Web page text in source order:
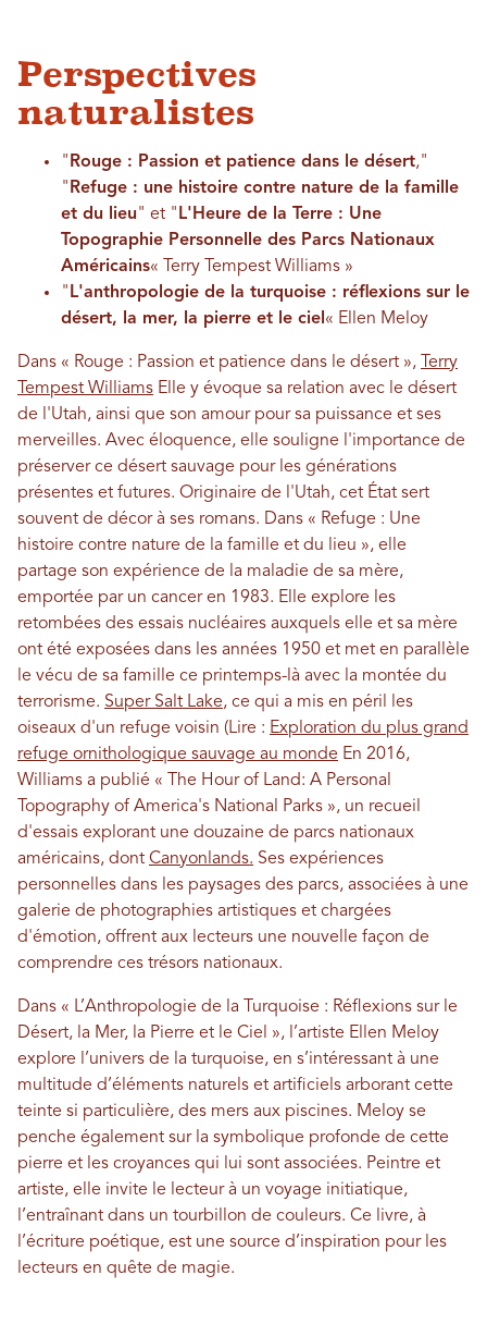
Perspectives
naturalistes
" Rouge : Passion et patience dans le désert,"
" Refuge : une histoire contre nature de la famille
et du lieu" et " L'Heure de la Terre : Une
Topographie Personnelle des Parcs Nationaux
Américains« Terry Tempest Williams »
" L'anthropologie de la turquoise : réflexions sur le
désert, la mer, la pierre et le ciel « Ellen Meloy
Dans « Rouge : Passion et patience dans le désert »,
Terry
Tempest Williams Elle y évoque sa relation avec le désert
de l'Utah, ainsi que son amour pour sa puissance et ses
merveilles. Avec éloquence, elle souligne l'importance de
préserver ce désert sauvage pour les générations
présentes et futures. Originaire de l'Utah, cet État sert
souvent de décor à ses romans. Dans « Refuge : Une
histoire contre nature de la famille et du lieu », elle
partage son expérience de la maladie de sa mère,
emportée par un cancer en 1983. Elle explore les
retombées des essais nucléaires auxquels elle et sa mère
ont été exposées dans les années 1950 et met en parallèle
le vécu de sa famille ce printemps-là avec la montée du
terrorisme. Super Salt Lake, ce qui a mis en péril les
oiseaux d'un refuge voisin (Lire : Exploration du plus grand
refuge ornithologique sauvage au monde En 2016,
Williams a publié « The Hour of Land: A Personal
Topography of America's National Parks », un recueil
d'essais explorant une douzaine de parcs nationaux
américains, dont Canyonlands. Ses expériences
personnelles dans les paysages des parcs, associées à une
galerie de photographies artistiques et chargées
d'émotion, offrent aux lecteurs une nouvelle façon de
comprendre ces trésors nationaux.
Dans « L’Anthropologie de la Turquoise : Réflexions sur le
Désert, la Mer, la Pierre et le Ciel », l’artiste Ellen Meloy
explore l’univers de la turquoise, en s’intéressant à une
multitude d’éléments naturels et artificiels arborant cette
teinte si particulière, des mers aux piscines. Meloy se
penche également sur la symbolique profonde de cette
pierre et les croyances qui lui sont associées. Peintre et
artiste, elle invite le lecteur à un voyage initiatique,
l’entraînant dans un tourbillon de couleurs. Ce livre, à
l’écriture poétique, est une source d’inspiration pour les
lecteurs en quête de magie.